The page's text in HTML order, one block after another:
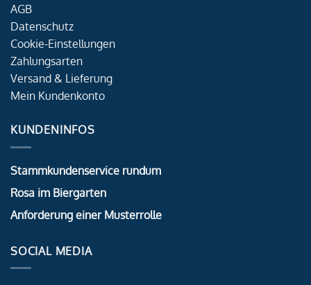
AGB
Datenschutz
Cookie-Einstellungen
Zahlungsarten
Versand & Lieferung
Mein Kundenkonto
KUNDENINFOS
Stammkundenservice rundum
Rosa im Biergarten
Anforderung einer Musterrolle
SOCIAL MEDIA